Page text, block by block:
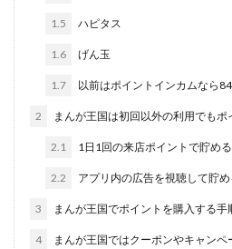
1.5 ハピタス
1.6 げん玉
1.7 以前はポイントインカムなら
2 まんが王国は初回以外の利用でも
2.1 1日1回の来店ポイントで貯める
2.2 アプリ内の広告を視聴して貯め
3 まんが王国でポイントを購入する手
4
まんが王国ではクーポンやキャン